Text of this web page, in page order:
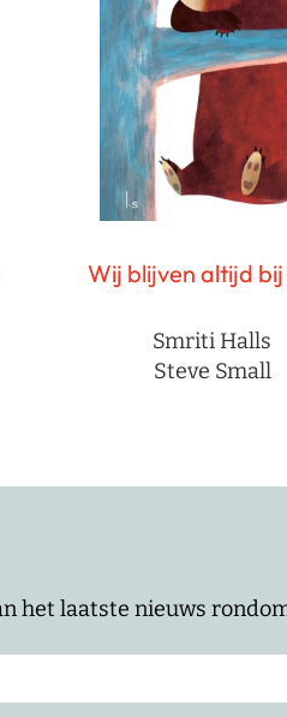
Wij blijven altijd
Smriti Halls
Steve Small
het laatste nieuws